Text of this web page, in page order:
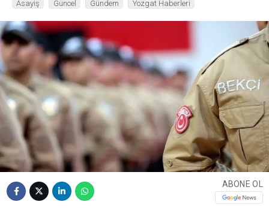
Asayiş Güncel Gündem Yozgat Haberleri
ABONE OL